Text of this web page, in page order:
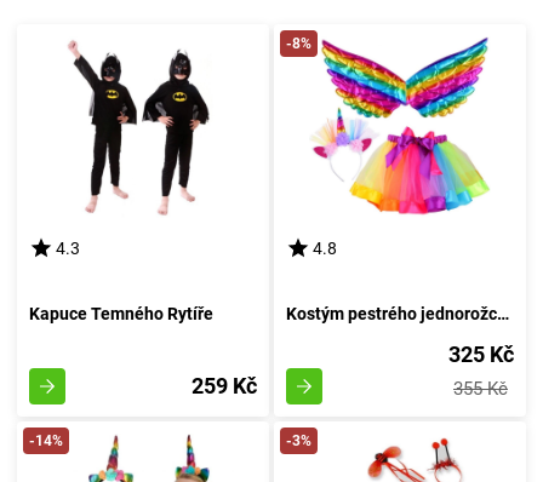
4.3
Kapuce Temného Rytíře
259 Kč
-8%
4.8
Kostým pestrého jednorožce s perutěmi duhy
325 Kč
355 Kč
-14% -3%